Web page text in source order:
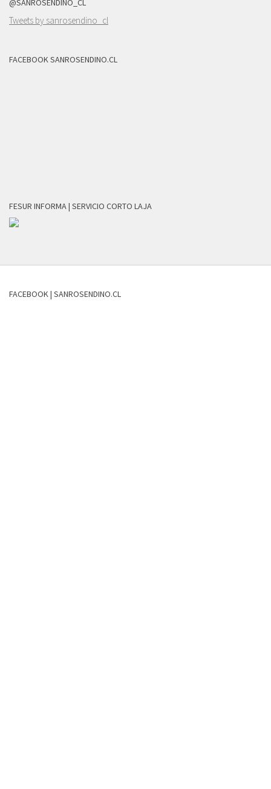
@SANROSENDINO_CL
Tweets by sanrosendino_cl
FACEBOOK SANROSENDINO.CL
FESUR INFORMA | SERVICIO CORTO LAJA
FACEBOOK | SANROSENDINO.CL